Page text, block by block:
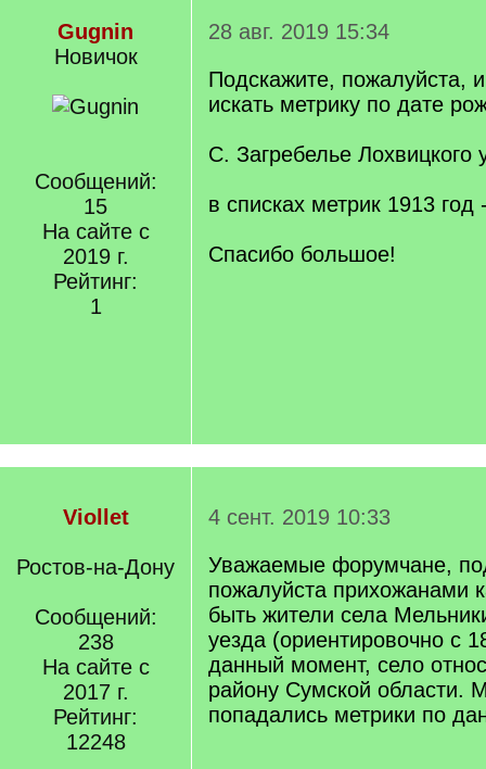
Gugnin
Новичок
Сообщений:
15
На сайте с
2019 г.
Рейтинг:
1
28 авг. 2019 15:34
Подскажите, пожалуйста,
искать метрику по дате
С. Загребелье Лохвицкого
в списках метрик 1913
Спасибо большое!
Viollet
Ростов-на-Дону
Сообщений:
238
На сайте с
2017 г.
Рейтинг:
12248
4 сент. 2019 10:33
Уважаемые форумчане,
пожалуйста прихожанами
быть жители села
уезда (ориентировочно с
данный момент, село
району Сумской области.
попадались метрики по